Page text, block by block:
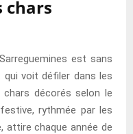
chars
est sans
qui voit défiler dans les
décorés selon le
rythmée par les
attire chaque année de